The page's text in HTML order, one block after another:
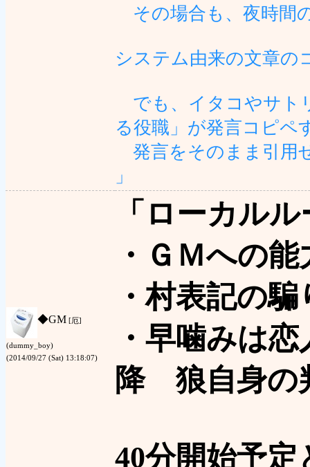
その場合も、夜時間
システム由来の文章の
でも、イタコやサト
る役職」が発言コピペ
発言をそのまま引用
」
◆GM [厄]
(dummy_boy)
(2014/09/27 (Sat) 13:18:07)
「ローカル
・ＧＭへの
・村表記の
・早噛みは
降 狼自身の
40分開始予